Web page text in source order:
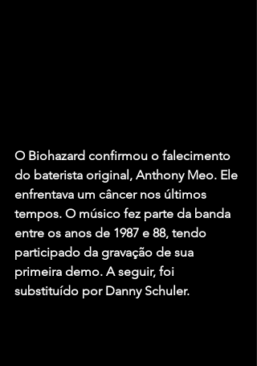
O Biohazard confirmou o falecimento
do baterista original, Anthony Meo. Ele
enfrentava um câncer nos últimos
tempos. O músico fez parte da banda
entre os anos de 1987 e 88, tendo
participado da gravação de sua
primeira demo. A seguir, foi
substituído por Danny Schuler.